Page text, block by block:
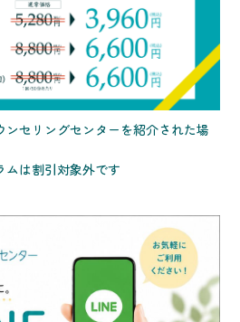
セリングセンターを紹介された場
は割引対象外です